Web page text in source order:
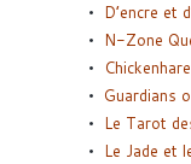
D’encre et
N-Zone
Guardians
Le Tarot
Le Jade et